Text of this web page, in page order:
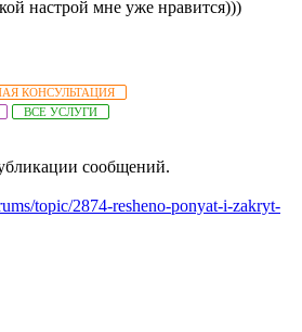
настрой мне уже нравится)))
КОНСУЛЬТАЦИЯ
ВСЕ УСЛУГИ
сообщений.
topic/2874-resheno-ponyat-i-zakryt-